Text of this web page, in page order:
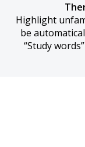
Highlight
be
“Study